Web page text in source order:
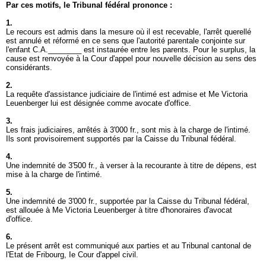
Par ces motifs, le Tribunal fédéral prononce :
1.
Le recours est admis dans la mesure où il est recevable, l'arrêt querellé
est annulé et réformé en ce sens que l'autorité parentale conjointe sur
l'enfant C.A.________ est instaurée entre les parents. Pour le surplus, la
cause est renvoyée à la Cour d'appel pour nouvelle décision au sens des
considérants.
2.
La requête d'assistance judiciaire de l'intimé est admise et Me Victoria
Leuenberger lui est désignée comme avocate d'office.
3.
Les frais judiciaires, arrêtés à 3'000 fr., sont mis à la charge de l'intimé.
Ils sont provisoirement supportés par la Caisse du Tribunal fédéral.
4.
Une indemnité de 3'500 fr., à verser à la recourante à titre de dépens, est
mise à la charge de l'intimé.
5.
Une indemnité de 3'000 fr., supportée par la Caisse du Tribunal fédéral,
est allouée à Me Victoria Leuenberger à titre d'honoraires d'avocat
d'office.
6.
Le présent arrêt est communiqué aux parties et au Tribunal cantonal de
l'Etat de Fribourg, Ie Cour d'appel civil.